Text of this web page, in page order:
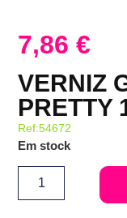
7,86€
VERNIZ
PRETTY
Ref:54672
Em stock